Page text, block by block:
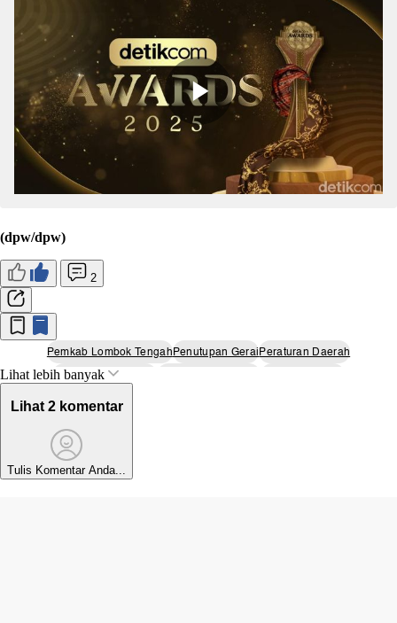
(dpw/dpw)
2
Pemkab Lombok TengahPenutupan GeraiPeraturan Daerah
Ekonomi Kerakyatan
Lihat lebih banyak
Lihat 2 komentar
Tulis Komentar Anda...